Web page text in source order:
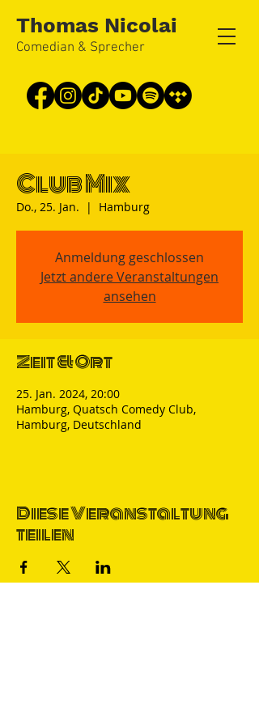
Thomas Nicolai
Comedian & Sprecher
Club Mix
Do., 25. Jan.
  |
Hamburg
Anmeldung geschlossen
Jetzt andere Veranstaltungen
ansehen
Zeit & Ort
25. Jan. 2024, 20:00
Hamburg, Quatsch Comedy Club,
Hamburg, Deutschland
Diese Veranstaltung
teilen